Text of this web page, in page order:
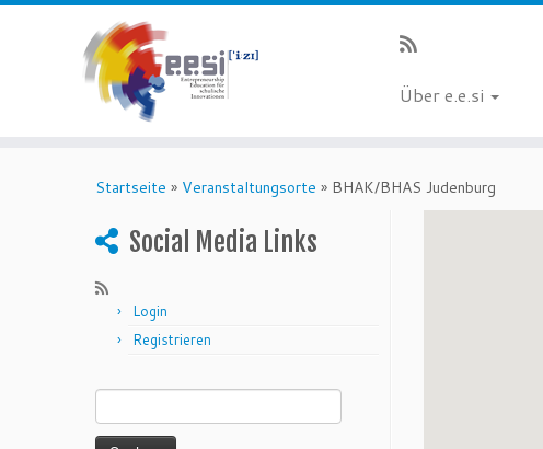
Über e.e.si
Startseite » Veranstaltungsorte » BHAK/BHAS Judenburg
Social Media Links
Login
Registrieren